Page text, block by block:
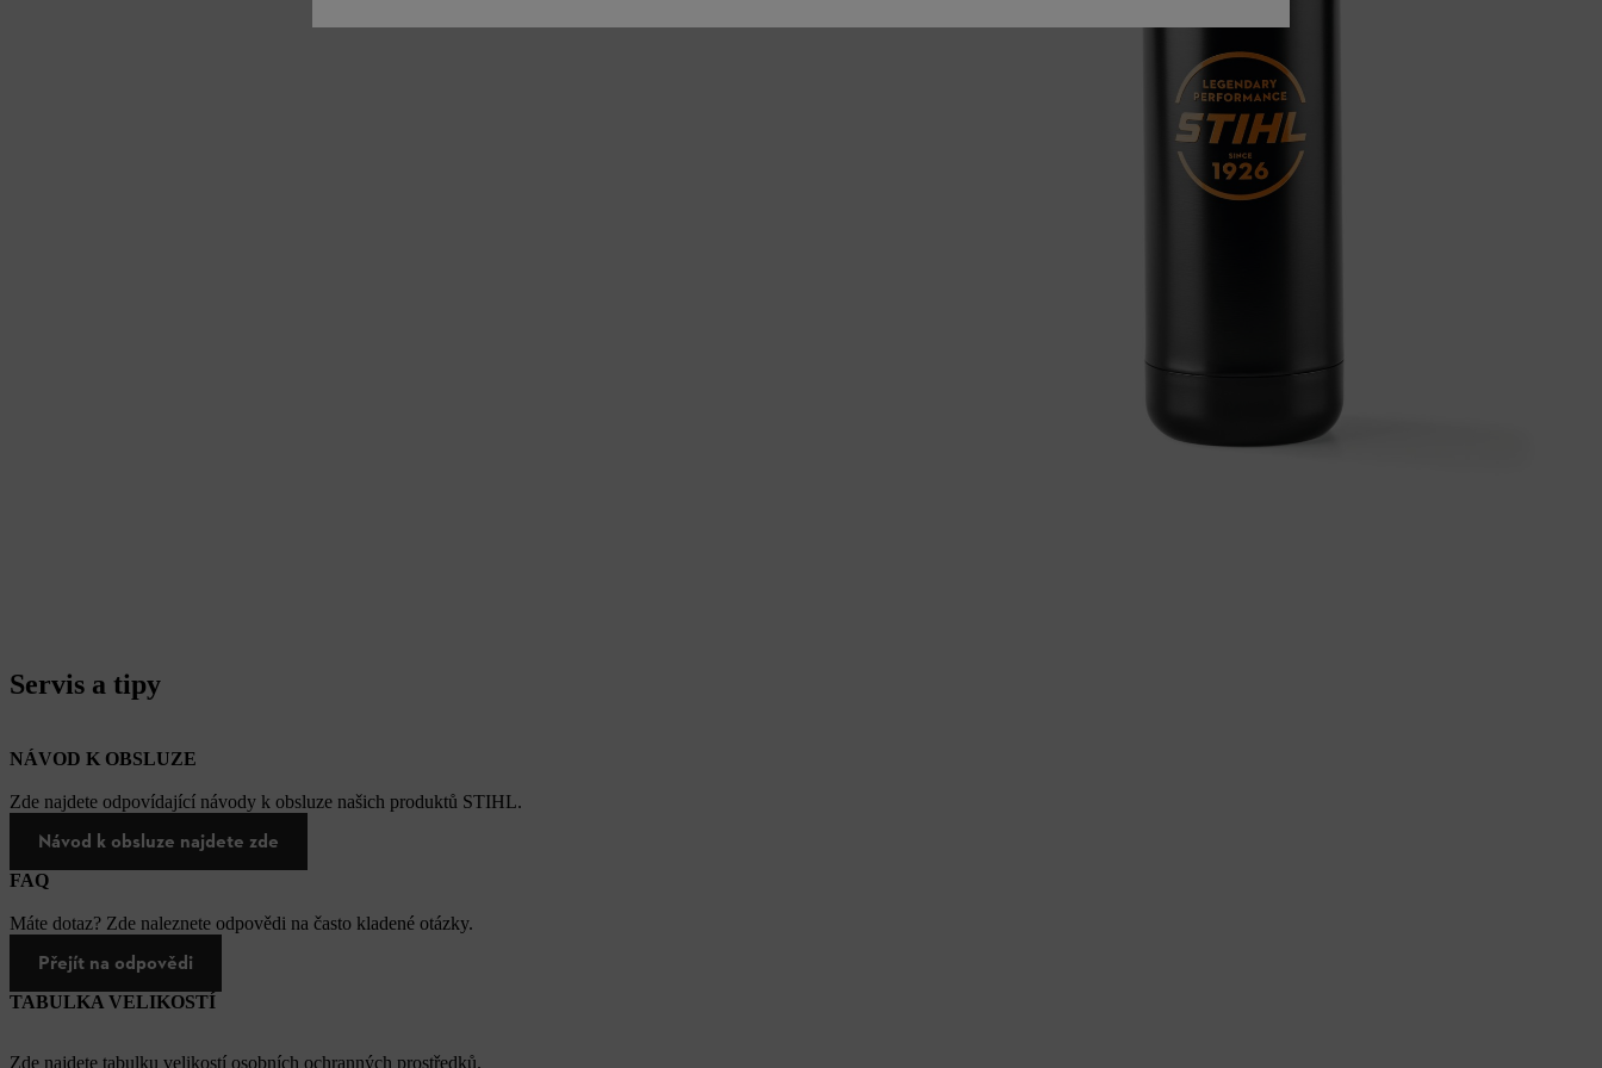
Servis a tipy
NÁVOD K OBSLUZE
Zde najdete odpovídající návody k obsluze našich produktů STIHL.
Návod k obsluze najdete zde
FAQ
Máte dotaz? Zde naleznete odpovědi na často kladené otázky.
Přejít na odpovědi
TABULKA VELIKOSTÍ
Zde najdete tabulku velikostí osobních ochranných prostředků.